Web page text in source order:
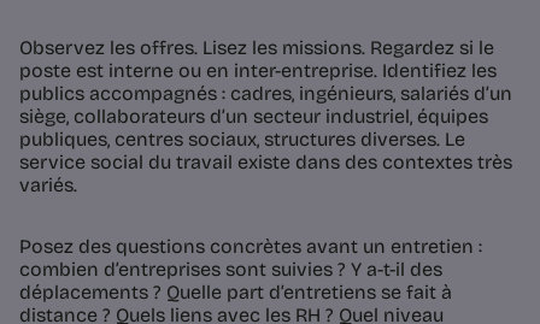
Observez les offres. Lisez les missions. Regardez si le
poste est interne ou en inter-entreprise. Identifiez les
publics accompagnés : cadres, ingénieurs, salariés d’un
siège, collaborateurs d’un secteur industriel, équipes
publiques, centres sociaux, structures diverses. Le
service social du travail existe dans des contextes très
variés.
Posez des questions concrètes avant un entretien :
combien d’entreprises sont suivies ? Y a-t-il des
déplacements ? Quelle part d’entretiens se fait à
distance ? Quels liens avec les RH ? Quel niveau